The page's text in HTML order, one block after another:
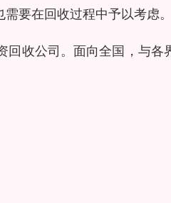
要在回收过程中予以考虑
回收公司。面向全国，与各